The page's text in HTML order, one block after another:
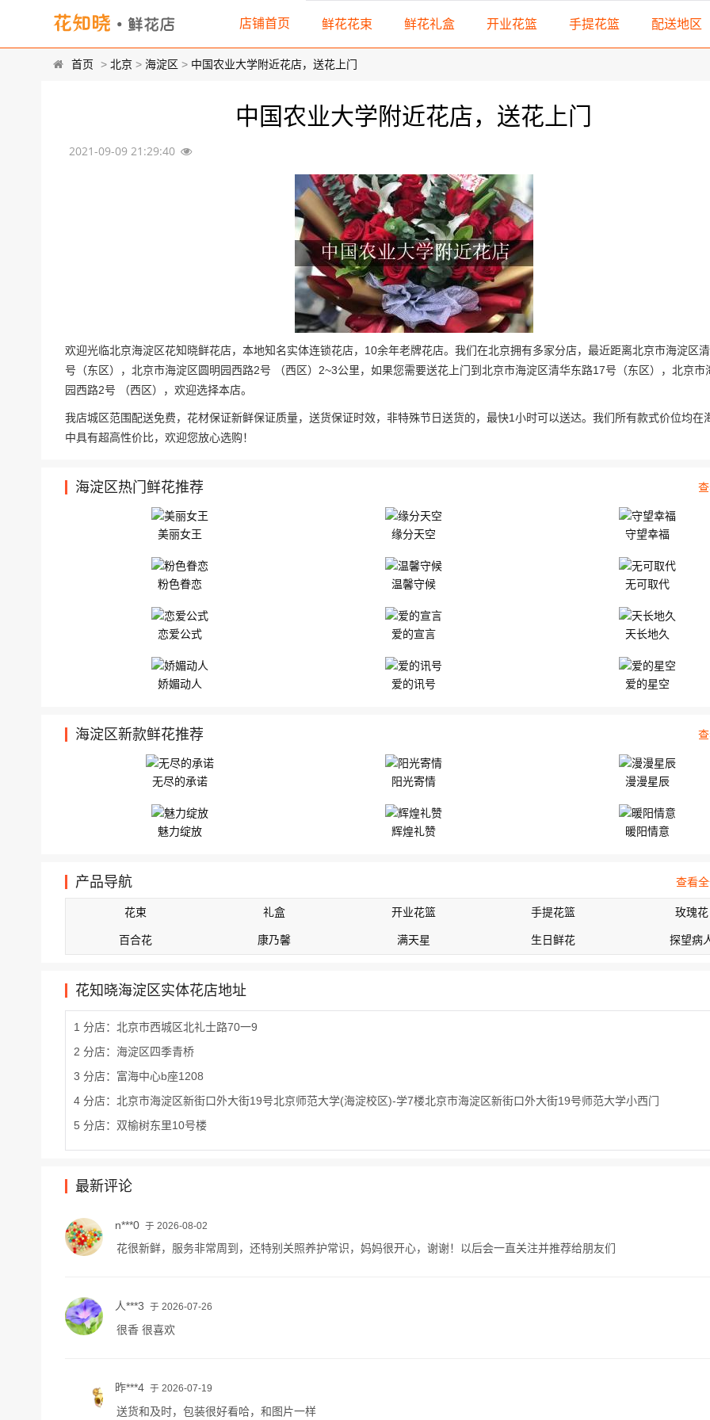
店铺首页 鲜花花束 鲜花礼盒 开业花篮 手提花篮 配送地区
首页 > 北京 > 海淀区 > 中国农业大学附近花店，送花上门
中国农业大学附近花店，送花上门
2021-09-09 21:29:40
欢迎光临北京海淀区花知晓鲜花店，本地知名实体连锁花店，10余年老牌花店。我们在北京拥有多家分店，最近距离北京市海淀区
号（东区），北京市海淀区圆明园西路2号 （西区）2~3公里，如果您需要送花上门到北京市海淀区清华东路17号（东区），北京市
园西路2号 （西区），欢迎选择本店。
我店城区范围配送免费，花材保证新鲜保证质量，送货保证时效，非特殊节日送货的，最快1小时可以送达。我们所有款式价位均在
中具有超高性价比，欢迎您放心选购！
海淀区热门鲜花推荐
美丽女王 缘分天空 守望幸福
粉色眷恋 温馨守候 无可取代
恋爱公式 爱的宣言 天长地久
娇媚动人 爱的讯号 爱的星空
海淀区新款鲜花推荐
无尽的承诺 阳光寄情 漫漫星辰
魅力绽放 辉煌礼赞 暖阳情意
产品导航 查看
花束 礼盒 开业花篮 手提花篮 玫瑰花
百合花 康乃馨 满天星 生日鲜花 探望病
花知晓海淀区实体花店地址
1 分店：北京市西城区北礼士路70一9
2 分店：海淀区四季青桥
3 分店：富海中心b座1208
4 分店：北京市海淀区新街口外大街19号北京师范大学(海淀校区)-学7楼北京市海淀区新街口外大街19号师范大学小西门
5 分店：双榆树东里10号楼
最新评论
n***0 于 2026-08-02
花很新鲜，服务非常周到，还特别关照养护常识，妈妈很开心，谢谢！以后会一直关注并推荐给朋友们
人***3 于 2026-07-26
很香 很喜欢
昨***4 于 2026-07-19
送货和及时，包装很好看哈，和图片一样